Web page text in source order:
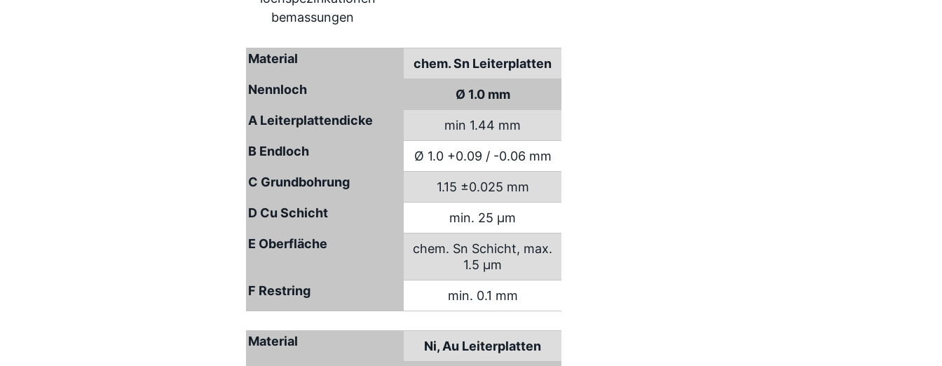
Material
chem. Sn Leiterplatten
Nennloch
Ø 1.0 mm
A Leiterplattendicke
min 1.44 mm
B Endloch
Ø 1.0 +0.09 / -0.06 mm
C Grundbohrung
1.15 ±0.025 mm
D Cu Schicht
min. 25 µm
E Oberfläche
chem. Sn Schicht, max.
1.5 µm
F Restring
min. 0.1 mm
Material
Ni, Au Leiterplatten